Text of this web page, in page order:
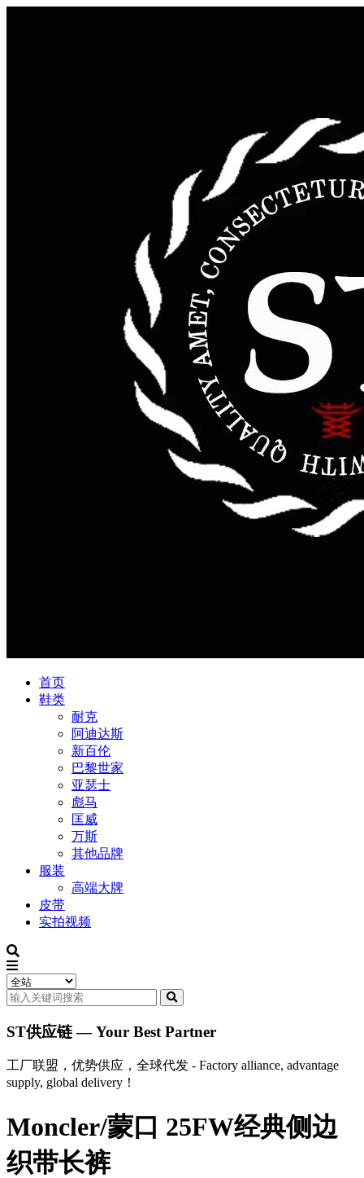
首页
鞋类
耐克
阿迪达斯
新百伦
巴黎世家
亚瑟士
彪马
匡威
万斯
其他品牌
服装
高端大牌
皮带
实拍视频
ST供应链 — Your Best Partner
工厂联盟，优势供应，全球代发 - Factory alliance, advantage
supply, global delivery！
Moncler/蒙口 25FW经典侧边
织带长裤